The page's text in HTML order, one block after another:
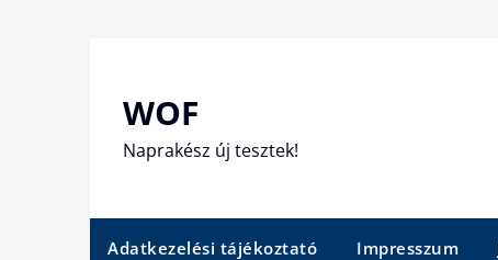
WOF
Naprakész új tesztek!
Adatkezelési tájékoztató Impresszum